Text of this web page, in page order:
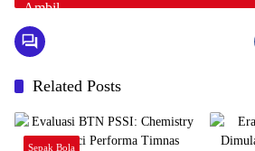
Related Posts
Sepak Bola